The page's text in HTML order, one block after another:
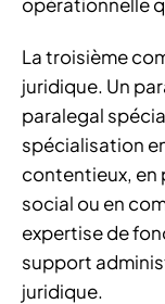
La troisième
juridique. Un
paralegal
spécialisation
contentieux, en
social ou en
expertise de
support
juridique.